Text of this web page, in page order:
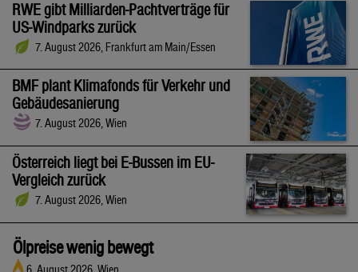
RWE gibt Milliarden-Pachtverträge für
US-Windparks zurück
7. August 2026, Frankfurt am Main/Essen
BMF plant Klimafonds für Verkehr und
Gebäudesanierung
7. August 2026, Wien
Österreich liegt bei E-Bussen im EU-
Vergleich zurück
7. August 2026, Wien
Ölpreise wenig bewegt